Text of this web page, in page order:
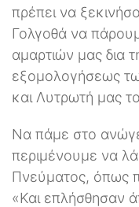
πρέπει να
Γολγοθά να
αμαρτιών μας δια
εξομολογήσεως
και Λυτρωτή μας
Να πάμε στο
περιμένουμε να
Πνεύματος, όπως
«Και επλήσθησαν